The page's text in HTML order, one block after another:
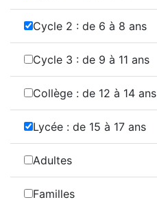
Cycle 2 : de 6 à 8 ans
Cycle 3 : de 9 à 11 ans
Collège : de 12 à 14 ans
Lycée : de 15 à 17 ans
Adultes
Familles